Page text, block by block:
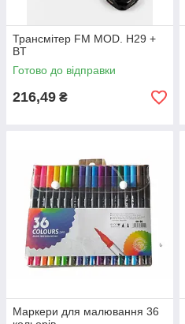
Трансмітер FM MOD. H29 +
BT
Готово до відправки
216,49 ₴
Маркери для малювання 36